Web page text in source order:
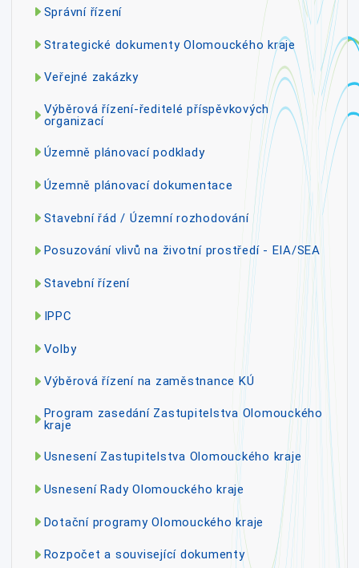
Správní řízení
Strategické dokumenty Olomouckého kraje
Veřejné zakázky
Výběrová řízení-ředitelé příspěvkových
organizací
Územně plánovací podklady
Územně plánovací dokumentace
Stavební řád / Územní rozhodování
Posuzování vlivů na životní prostředí - EIA/SEA
Stavební řízení
IPPC
Volby
Výběrová řízení na zaměstnance KÚ
Program zasedání Zastupitelstva Olomouckého
kraje
Usnesení Zastupitelstva Olomouckého kraje
Usnesení Rady Olomouckého kraje
Dotační programy Olomouckého kraje
Rozpočet a související dokumenty